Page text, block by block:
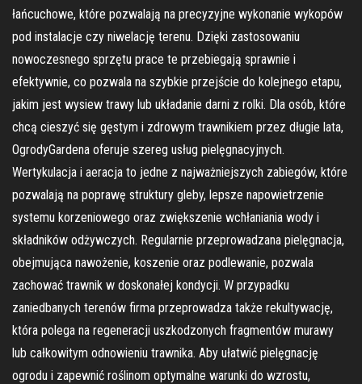
łańcuchowe, które pozwalają na precyzyjne wykonanie wykopów
pod instalacje czy niwelację terenu. Dzięki zastosowaniu
nowoczesnego sprzętu prace te przebiegają sprawnie i
efektywnie, co pozwala na szybkie przejście do kolejnego etapu,
jakim jest wysiew trawy lub układanie darni z rolki. Dla osób, które
chcą cieszyć się gęstym i zdrowym trawnikiem przez długie lata,
OgrodyGardena oferuje szereg usług pielęgnacyjnych.
Wertykulacja i aeracja to jedne z najważniejszych zabiegów, które
pozwalają na poprawę struktury gleby, lepsze napowietrzenie
systemu korzeniowego oraz zwiększenie wchłaniania wody i
składników odżywczych. Regularnie przeprowadzana pielęgnacja,
obejmująca nawożenie, koszenie oraz podlewanie, pozwala
zachować trawnik w doskonałej kondycji. W przypadku
zaniedbanych terenów firma przeprowadza także rekultywację,
która polega na regeneracji uszkodzonych fragmentów murawy
lub całkowitym odnowieniu trawnika. Aby ułatwić pielęgnację
ogrodu i zapewnić roślinom optymalne warunki do wzrostu,